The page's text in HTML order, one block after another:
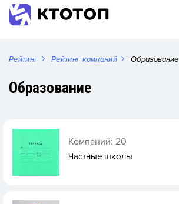
Рейтинг Рейтинг компаний Образование
Образование
Компаний: 20
Частные школы